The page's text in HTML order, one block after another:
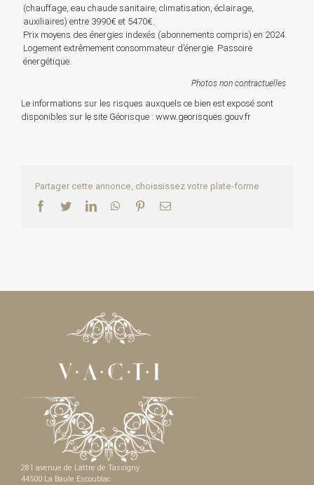
(chauffage, eau chaude sanitaire, climatisation, éclairage,
auxiliaires) entre 3990€ et 5470€.
Prix moyens des énergies indexés (abonnements compris) en 2024.
Logement extrêmement consommateur d’énergie. Passoire
énergétique.
Photos non contractuelles
Le informations sur les risques auxquels ce bien est exposé sont
disponibles sur le site Géorisque : www.georisques.gouv.fr
Partager cette annonce, choississez votre plate-forme
Facebook
TwitterLinkedInWhatsApp
PinterestEmail
281 avenue de Lattre de Tassigny
44500 La Baule Escoublac